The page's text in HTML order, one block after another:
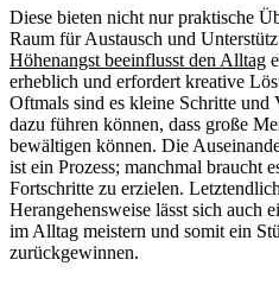
Diese bieten nicht nur praktische
Raum für Austausch und
Höhenangst beeinflusst den Alltag
erheblich und erfordert kreative
Oftmals sind es kleine Schritte und
dazu führen können, dass große
bewältigen können. Die
ist ein Prozess; manchmal braucht
Fortschritte zu erzielen.
Herangehensweise lässt sich auch
im Alltag meistern und somit ein
zurückgewinnen.